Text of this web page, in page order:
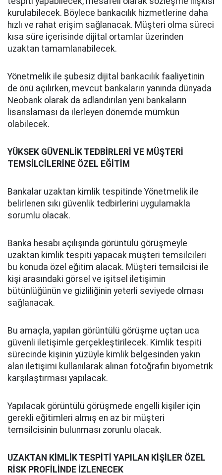
kurulabilecek. Böylece bankacılık hizmetlerine daha
hızlı ve rahat erişim sağlanacak. Müşteri olma süreci
kısa süre içerisinde dijital ortamlar üzerinden
uzaktan tamamlanabilecek.
Yönetmelik ile şubesiz dijital bankacılık faaliyetinin
de önü açılırken, mevcut bankaların yanında dünyada
Neobank olarak da adlandırılan yeni bankaların
lisanslaması da ilerleyen dönemde mümkün
olabilecek.
YÜKSEK GÜVENLİK TEDBİRLERİ VE MÜŞTERİ
TEMSİLCİLERİNE ÖZEL EĞİTİM
Bankalar uzaktan kimlik tespitinde Yönetmelik ile
belirlenen sıkı güvenlik tedbirlerini uygulamakla
sorumlu olacak.
Banka hesabı açılışında görüntülü görüşmeyle
uzaktan kimlik tespiti yapacak müşteri temsilcileri
bu konuda özel eğitim alacak. Müşteri temsilcisi ile
kişi arasındaki görsel ve işitsel iletişimin
bütünlüğünün ve gizliliğinin yeterli seviyede olması
sağlanacak.
Bu amaçla, yapılan görüntülü görüşme uçtan uca
güvenli iletişimle gerçekleştirilecek. Kimlik tespiti
sürecinde kişinin yüzüyle kimlik belgesinden yakın
alan iletişimi kullanılarak alınan fotoğrafın biyometrik
karşılaştırması yapılacak.
Yapılacak görüntülü görüşmede engelli kişiler için
gerekli eğitimleri almış en az bir müşteri
temsilcisinin bulunması zorunlu olacak.
UZAKTAN KİMLİK TESPİTİ YAPILAN KİŞİLER ÖZEL
RİSK PROFİLİNDE İZLENECEK